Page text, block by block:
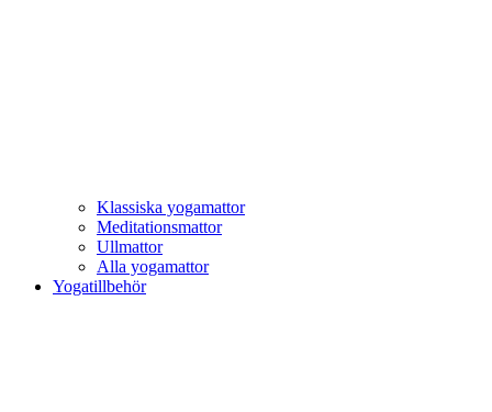
Klassiska yogamattor
Meditationsmattor
Ullmattor
Alla yogamattor
Yogatillbehör